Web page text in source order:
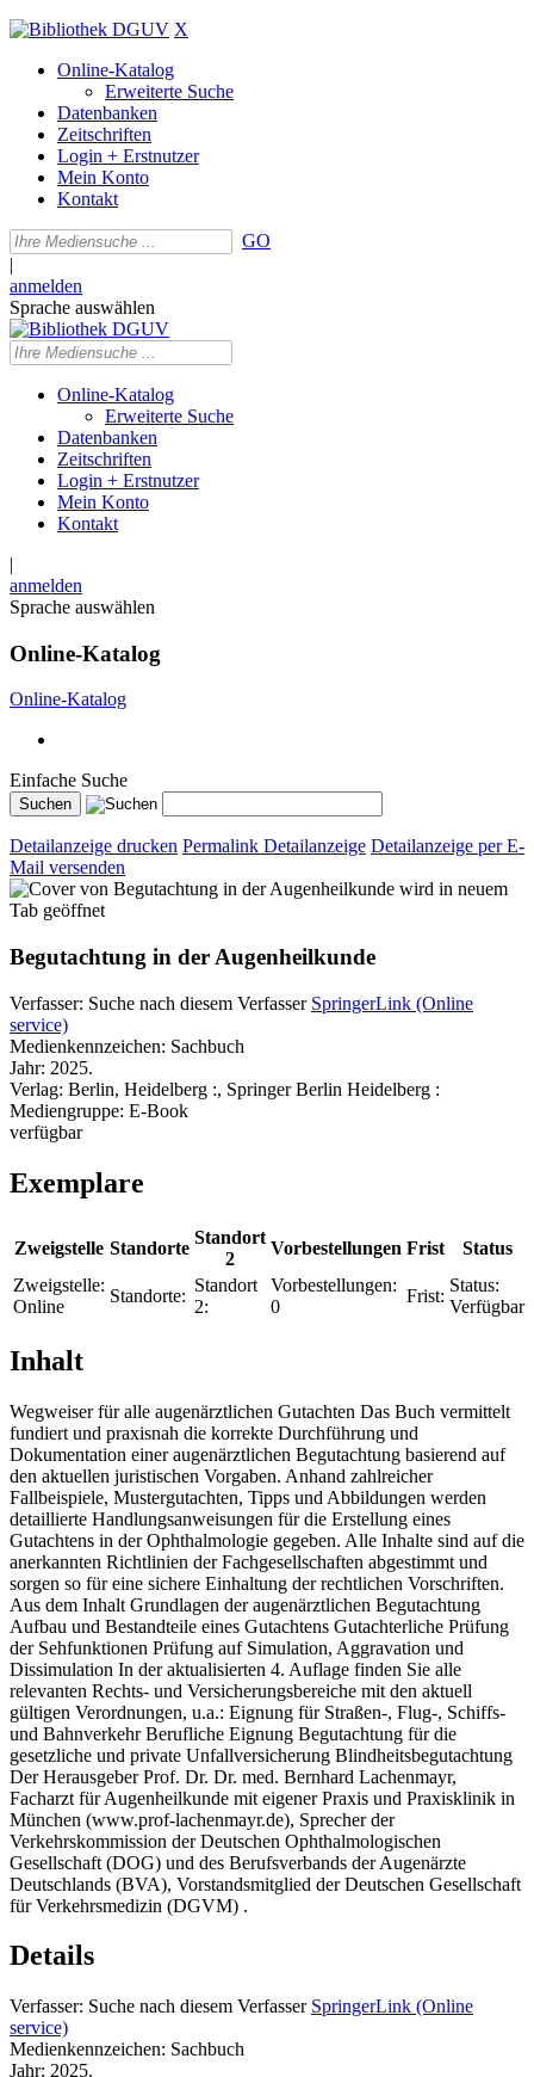
X
Online-Katalog
Erweiterte Suche
Datenbanken
Zeitschriften
Login + Erstnutzer
Mein Konto
Kontakt
GO
|
anmelden
Sprache auswählen
Online-Katalog
Erweiterte Suche
Datenbanken
Zeitschriften
Login + Erstnutzer
Mein Konto
Kontakt
|
anmelden
Sprache auswählen
Online-Katalog
Online-Katalog
Einfache Suche
Detailanzeige drucken Permalink Detailanzeige Detailanzeige per E-
Mail versenden
wird in neuem
Tab geöffnet
Begutachtung in der Augenheilkunde
Verfasser: Suche nach diesem Verfasser SpringerLink (Online
service)
Medienkennzeichen: Sachbuch
Jahr: 2025.
Verlag: Berlin, Heidelberg :, Springer Berlin Heidelberg :
Mediengruppe: E-Book
verfügbar
Exemplare
Zweigstelle Standorte
Standort
2
Vorbestellungen Frist
Status
Zweigstelle:
Online
Standorte:
Standort
2:
Vorbestellungen:
0
Frist:
Status:
Verfügbar
Inhalt
Wegweiser für alle augenärztlichen Gutachten Das Buch vermittelt
fundiert und praxisnah die korrekte Durchführung und
Dokumentation einer augenärztlichen Begutachtung basierend auf
den aktuellen juristischen Vorgaben. Anhand zahlreicher
Fallbeispiele, Mustergutachten, Tipps und Abbildungen werden
detaillierte Handlungsanweisungen für die Erstellung eines
Gutachtens in der Ophthalmologie gegeben. Alle Inhalte sind auf die
anerkannten Richtlinien der Fachgesellschaften abgestimmt und
sorgen so für eine sichere Einhaltung der rechtlichen Vorschriften.
Aus dem Inhalt Grundlagen der augenärztlichen Begutachtung
Aufbau und Bestandteile eines Gutachtens Gutachterliche Prüfung
der Sehfunktionen Prüfung auf Simulation, Aggravation und
Dissimulation In der aktualisierten 4. Auflage finden Sie alle
relevanten Rechts- und Versicherungsbereiche mit den aktuell
gültigen Verordnungen, u.a.: Eignung für Straßen-, Flug-, Schiffs-
und Bahnverkehr Berufliche Eignung Begutachtung für die
gesetzliche und private Unfallversicherung Blindheitsbegutachtung
Der Herausgeber Prof. Dr. Dr. med. Bernhard Lachenmayr,
Facharzt für Augenheilkunde mit eigener Praxis und Praxisklinik in
München (www.prof-lachenmayr.de), Sprecher der
Verkehrskommission der Deutschen Ophthalmologischen
Gesellschaft (DOG) und des Berufsverbands der Augenärzte
Deutschlands (BVA), Vorstandsmitglied der Deutschen Gesellschaft
für Verkehrsmedizin (DGVM) .
Details
Verfasser: Suche nach diesem Verfasser SpringerLink (Online
service)
Medienkennzeichen: Sachbuch
Jahr: 2025.